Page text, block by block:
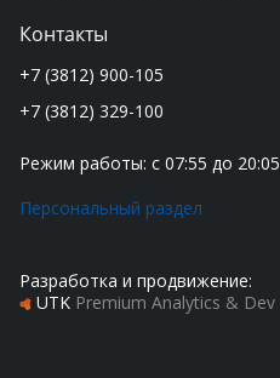
Контакты
+7 (3812) 900-105
+7 (3812) 329-100
Режим работы: с 07:55 до 20:05
Персональный раздел
Разработка и продвижение:
UTK Premium Analytics & Dev